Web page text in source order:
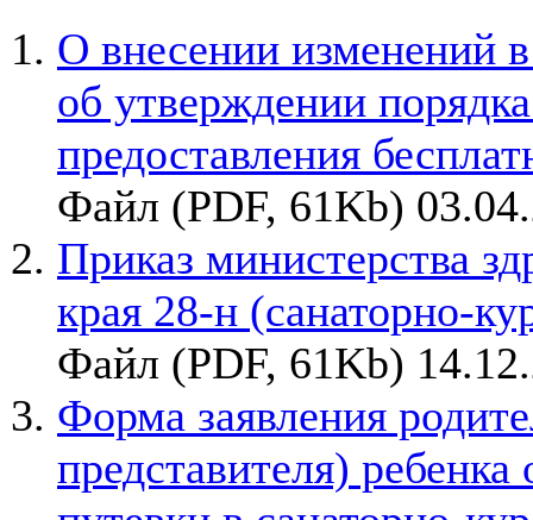
О внесении изменений
об утверждении
предоставления
Файл (PDF, 61Kb)
Приказ министерства
края 28-н (санаторно-
Файл (PDF, 61Kb)
Форма заявления
представителя)